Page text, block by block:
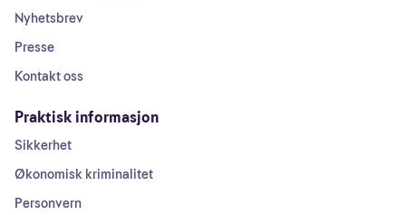
Nyhetsbrev
Presse
Kontakt oss
Praktisk informasjon
Sikkerhet
Økonomisk kriminalitet
Personvern